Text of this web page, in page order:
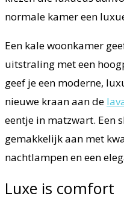
normale kamer een
Een kale woonkamer
uitstraling met een
geef je een moderne,
nieuwe kraan aan de
eentje in matzwart. Een
gemakkelijk aan met
nachtlampen en een
Luxe is comfort